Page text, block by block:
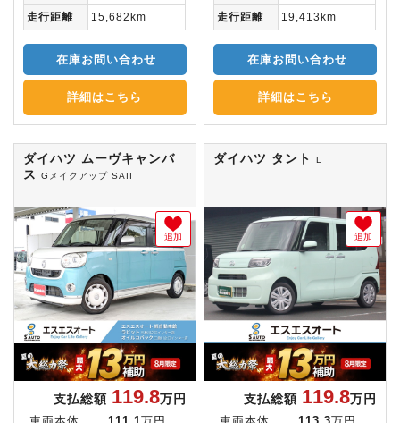
走行距離
15,682km
在庫お問い合わせ
詳細はこちら
走行距離
19,413km
在庫お問い合わせ
詳細はこちら
ダイハツ ムーヴキャンバ
ス
Gメイクアップ SAII
追加
支払総額 119.8万円
ダイハツ タントL
追加
支払総額 119.8万円